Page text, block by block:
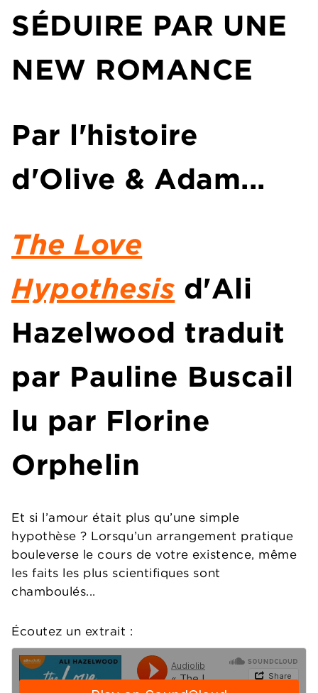
SÉDUIRE PAR UNE
NEW ROMANCE
Par l'histoire
d'Olive & Adam...
The Love
Hypothesis d'Ali
Hazelwood traduit
par Pauline Buscail
lu par Florine
Orphelin
Et si l’amour était plus qu’une simple
hypothèse ? Lorsqu’un arrangement pratique
bouleverse le cours de votre existence, même
les faits les plus scientifiques sont
chamboulés...
Écoutez un extrait :